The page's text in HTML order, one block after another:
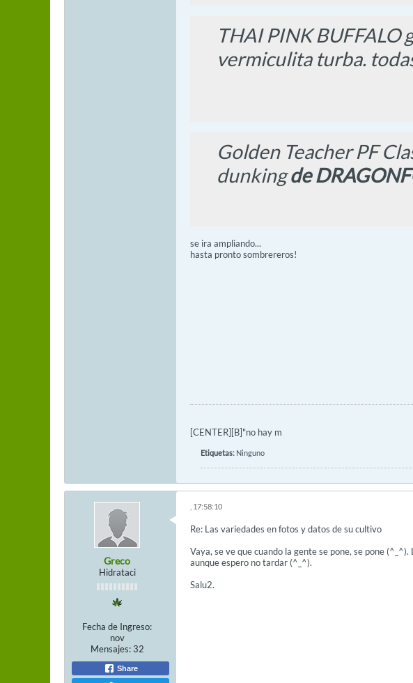
THAI PINK BUFFALO
vermiculita turba.
Golden Teacher PF
dunkingde
se ira ampliando...
hasta pronto sombrereros!
[CENTER][B]"no hay m
Etiquetas: Ninguno
Greco
Hidrataci
Fecha de Ingreso:
nov
Mensajes: 32
Share
, 17:58:10
Re: Las variedades en fotos y datos de su cultivo
Vaya, se ve que cuando la gente se pone, se pone
aunque espero no tardar (^_^).
Salu2.